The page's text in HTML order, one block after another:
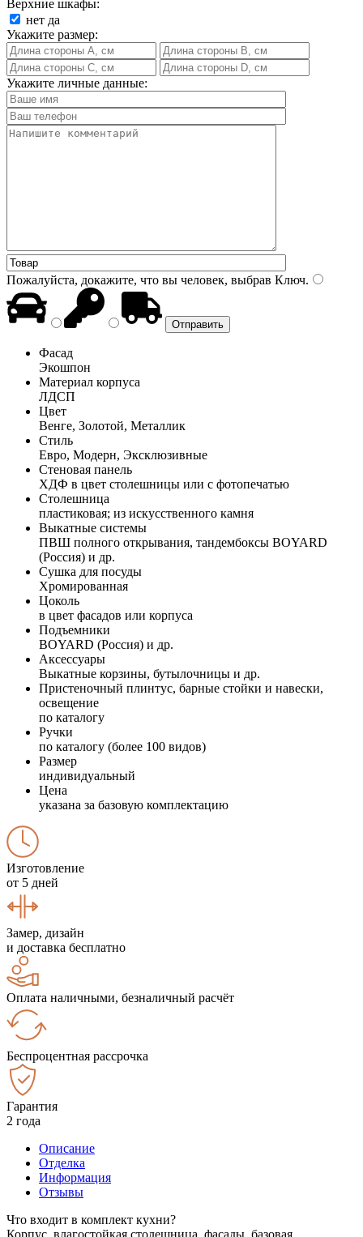
Верхние шкафы:
нет да
Укажите размер:
Укажите личные данные:
Пожалуйста, докажите, что вы человек, выбрав Ключ.
Фасад
Экошпон
Материал корпуса
ЛДСП
Цвет
Венге, Золотой, Металлик
Стиль
Евро, Модерн, Эксклюзивные
Стеновая панель
ХДФ в цвет столешницы или с фотопечатью
Столешница
пластиковая; из искусственного камня
Выкатные системы
ПВШ полного открывания, тандембоксы BOYARD
(Россия) и др.
Сушка для посуды
Хромированная
Цоколь
в цвет фасадов или корпуса
Подъемники
BOYARD (Россия) и др.
Аксессуары
Выкатные корзины, бутылочницы и др.
Пристеночный плинтус, барные стойки и навески,
освещение
по каталогу
Ручки
по каталогу (более 100 видов)
Размер
индивидуальный
Цена
указана за базовую комплектацию
Изготовление
от 5 дней
Замер, дизайн
и доставка бесплатно
Оплата наличными, безналичный расчёт
Беспроцентная рассрочка
Гарантия
2 года
Описание
Отделка
Информация
Отзывы
Что входит в комплект кухни?
Корпус, влагостойкая столешница, фасады, базовая